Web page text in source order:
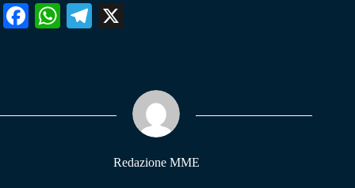
Fa W
pp
Te
m
Redazione MME